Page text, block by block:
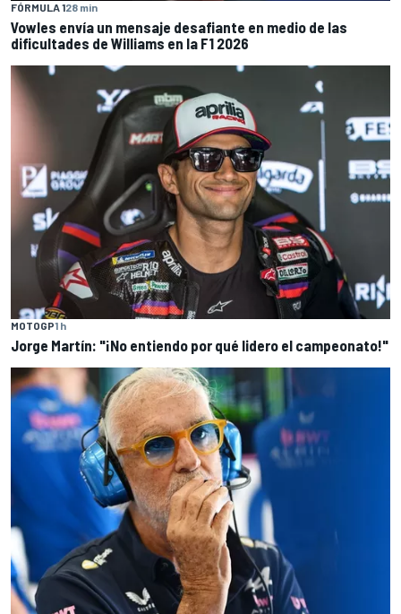
FÓRMULA 128 min
Vowles envía un mensaje desafiante en medio de las
dificultades de Williams en la F1 2026
MOTOGP1 h
Jorge Martín: "¡No entiendo por qué lidero el campeonato!"